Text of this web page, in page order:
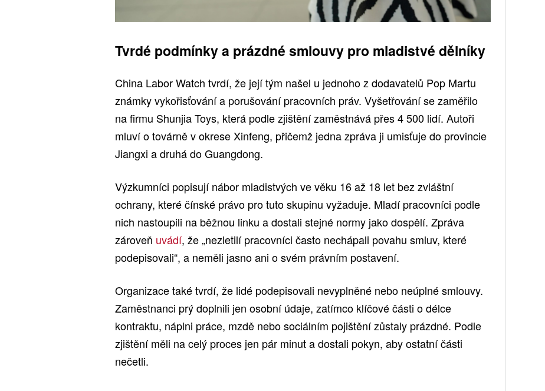
Tvrdé podmínky a prázdné smlouvy pro mladistvé dělníky
China Labor Watch tvrdí, že její tým našel u jednoho z dodavatelů Pop Martu
známky vykořisťování a porušování pracovních práv. Vyšetřování se zaměřilo
na firmu Shunjia Toys, která podle zjištění zaměstnává přes 4 500 lidí. Autoři
mluví o továrně v okrese Xinfeng, přičemž jedna zpráva ji umisťuje do provincie
Jiangxi a druhá do Guangdong.
Výzkumníci popisují nábor mladistvých ve věku 16 až 18 let bez zvláštní
ochrany, které čínské právo pro tuto skupinu vyžaduje. Mladí pracovníci podle
nich nastoupili na běžnou linku a dostali stejné normy jako dospělí. Zpráva
zároveň uvádí, že „nezletilí pracovníci často nechápali povahu smluv, které
podepisovali“, a neměli jasno ani o svém právním postavení.
Organizace také tvrdí, že lidé podepisovali nevyplněné nebo neúplné smlouvy.
Zaměstnanci prý doplnili jen osobní údaje, zatímco klíčové části o délce
kontraktu, náplni práce, mzdě nebo sociálním pojištění zůstaly prázdné. Podle
zjištění měli na celý proces jen pár minut a dostali pokyn, aby ostatní části
nečetli.